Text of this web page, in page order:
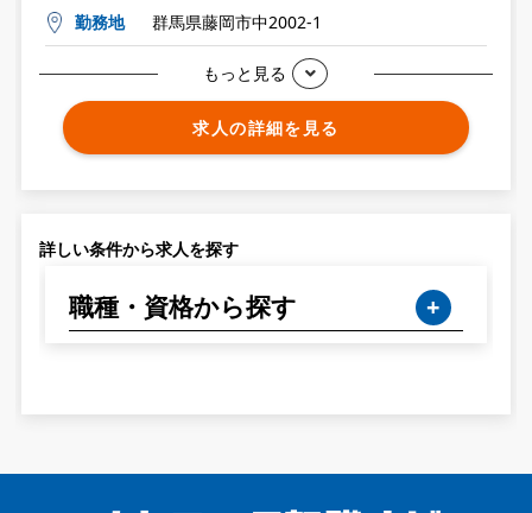
勤務地 群馬県藤岡市中2002-1
もっと見る
求人の詳細を見る
詳しい条件から求人を探す
職種・資格から探す